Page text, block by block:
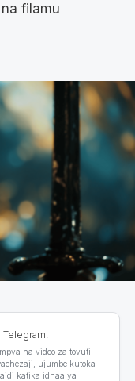
filamu
na video za tovuti-
ujumbe kutoka
katika idhaa ya